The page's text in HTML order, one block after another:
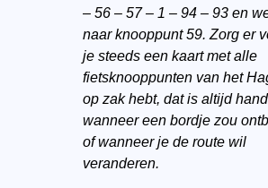
– 56 – 57 – 1 – 94 – 93 en
naar knooppunt 59. Zorg er
je steeds een kaart met alle
fietsknooppunten van het
op zak hebt, dat is altijd
wanneer een bordje zou
of wanneer je de route wil
veranderen.